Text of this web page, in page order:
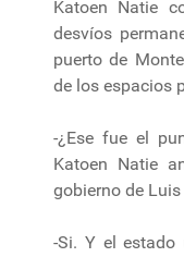
Katoen Natie
desvíos
puerto de
de los espacios
-¿Ese fue el
Katoen Natie
gobierno de
-Si. Y el estado